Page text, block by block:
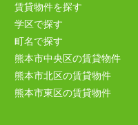
賃貸物件を探す
学区で探す
町名で探す
熊本市中央区の賃貸物件
熊本市北区の賃貸物件
熊本市東区の賃貸物件